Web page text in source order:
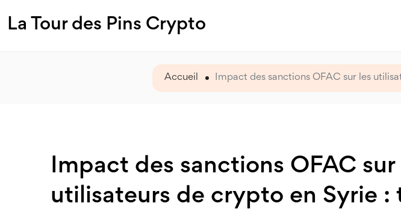
La Tour des Pins Crypto
Accueil Impact des sanctions OFAC sur les
Impact des sanctions OFAC sur
utilisateurs de crypto en Syrie :